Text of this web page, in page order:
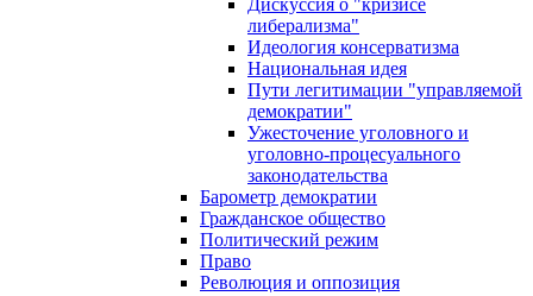
Дискуссия о "кризисе
либерализма"
Идеология консерватизма
Национальная идея
Пути легитимации "управляемой
демократии"
Ужесточение уголовного и
уголовно-процесуального
законодательства
Барометр демократии
Гражданское общество
Политический режим
Право
Революция и оппозиция